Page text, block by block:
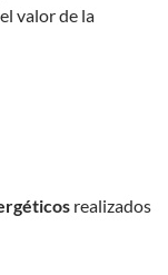
valor de la
realizados